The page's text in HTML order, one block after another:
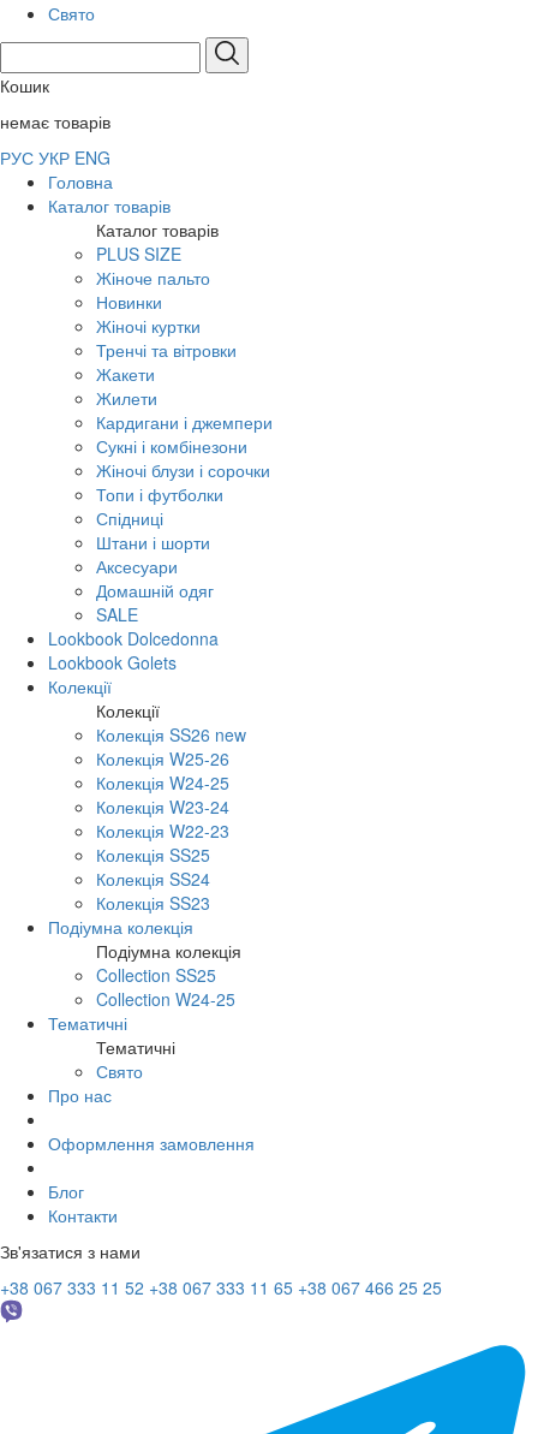
Свято
Кошик
немає товарів
РУС УКР ENG
Головна
Каталог товарів
Каталог товарів
PLUS SIZE
Жіноче пальто
Новинки
Жіночі куртки
Тренчі та вітровки
Жакети
Жилети
Кардигани і джемпери
Сукні і комбінезони
Жіночі блузи і сорочки
Топи і футболки
Спідниці
Штани і шорти
Аксесуари
Домашній одяг
SALE
Lookbook Dolcedonna
Lookbook Golets
Колекції
Колекції
Колекція SS26 new
Колекція W25-26
Колекція W24-25
Колекція W23-24
Колекція W22-23
Колекція SS25
Колекція SS24
Колекція SS23
Подіумна колекція
Подіумна колекція
Collection SS25
Collection W24-25
Тематичні
Тематичні
Свято
Про нас
Оформлення замовлення
Блог
Контакти
Зв'язатися з нами
+38 067 333 11 52 +38 067 333 11 65 +38 067 466 25 25